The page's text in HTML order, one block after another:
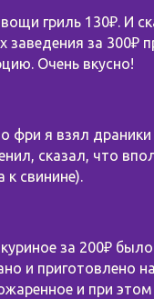
гриль 130₽. И
заведения за 300₽
Очень вкусно!
фри я взял
сказал, что
к свинине).
за 200₽
и приготовлено
и при этом